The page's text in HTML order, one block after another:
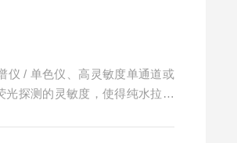
仪 / 单色仪、高灵敏度单通道或
探测的灵敏度，使得纯水拉曼